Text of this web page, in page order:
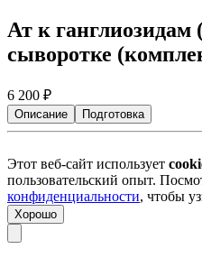
Ат к
сыворотке
6 200 ₽
Описание Подготовка
Этот веб-сайт использует
пользовательский опыт.
конфиденциальности, чтобы
Хорошо